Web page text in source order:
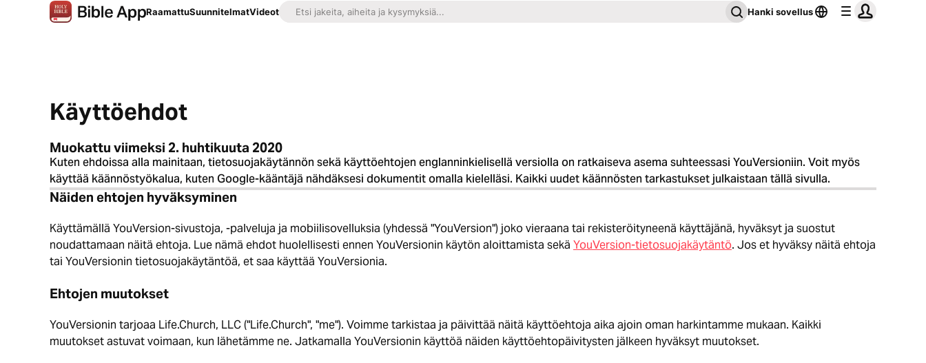
RaamattuSuunnitelmatVideot Hanki sovellus
Käyttöehdot
Muokattu viimeksi 2. huhtikuuta 2020
Kuten ehdoissa alla mainitaan, tietosuojakäytännön sekä käyttöehtojen englanninkielisellä versiolla on ratkaiseva asema suhteessasi YouVersioniin. Voit myös
käyttää käännöstyökalua, kuten Google-kääntäjä nähdäksesi dokumentit omalla kielelläsi. Kaikki uudet käännösten tarkastukset julkaistaan tällä sivulla.
Näiden ehtojen hyväksyminen
Käyttämällä YouVersion-sivustoja, -palveluja ja mobiilisovelluksia (yhdessä "YouVersion") joko vieraana tai rekisteröityneenä käyttäjänä, hyväksyt ja suostut
noudattamaan näitä ehtoja. Lue nämä ehdot huolellisesti ennen YouVersionin käytön aloittamista sekä YouVersion-tietosuojakäytäntö. Jos et hyväksy näitä ehtoja
tai YouVersionin tietosuojakäytäntöä, et saa käyttää YouVersionia.
Ehtojen muutokset
YouVersionin tarjoaa Life.Church, LLC ("Life.Church", "me"). Voimme tarkistaa ja päivittää näitä käyttöehtoja aika ajoin oman harkintamme mukaan. Kaikki
muutokset astuvat voimaan, kun lähetämme ne. Jatkamalla YouVersionin käyttöä näiden käyttöehtopäivitysten jälkeen hyväksyt muutokset.